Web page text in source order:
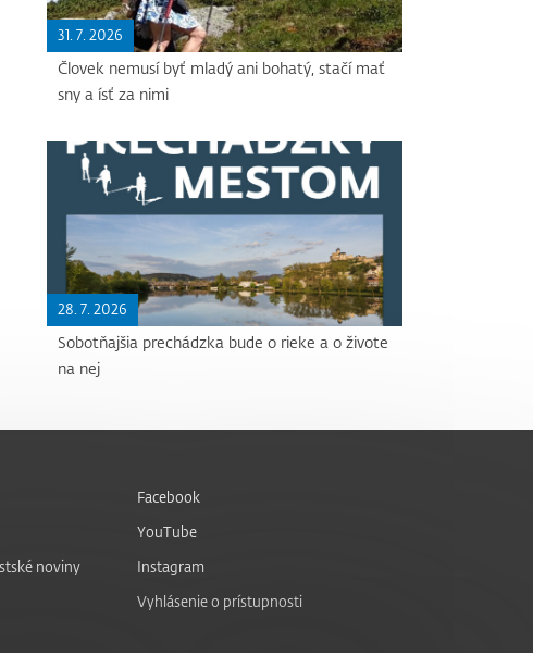
31. 7. 2026
Človek nemusí byť mladý ani bohatý, stačí mať
sny a ísť za nimi
28. 7. 2026
Sobotňajšia prechádzka bude o rieke a o živote
na nej
noviny
Facebook
YouTube
Instagram
Vyhlásenie o prístupnosti